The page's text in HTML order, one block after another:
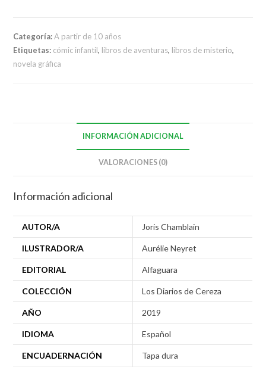
Categoría:A partir de 10 años
Etiquetas: cómic infantil, libros de aventuras, libros de misterio,
novela gráfica
INFORMACIÓN ADICIONAL
VALORACIONES (0)
Información adicional
AUTOR/A Joris Chamblain
ILUSTRADOR/A Aurélie Neyret
EDITORIAL Alfaguara
COLECCIÓN Los Diarios de Cereza
AÑO 2019
IDIOMA Español
ENCUADERNACIÓN Tapa dura